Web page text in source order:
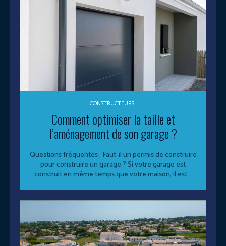
CONSTRUCTEURS
Comment optimiser la taille et
l’aménagement de son garage ?
Questions fréquentes : Faut-il un permis de construire
pour construire un garage ? Si votre garage est
construit en même temps que votre maison, il est...